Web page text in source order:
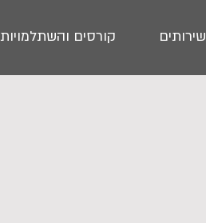
שירותים קורסים והשתלמויות